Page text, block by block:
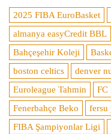
2025 FIBA EuroBasket
almanya easyCredit BBL
Bahçeşehir Koleji
boston celtics
denver
Euroleague Tahmin
FC
Fenerbahçe Beko
fersu
FIBA Şampiyonlar Ligi